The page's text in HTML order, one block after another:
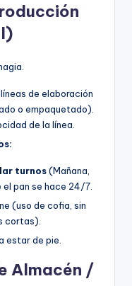
de elaboración
o empaquetado).
de la línea.
turnos(Mañana,
el pan se hace 24/7.
(uso de cofia, sin
cortas).
estar de pie.
Almacén /